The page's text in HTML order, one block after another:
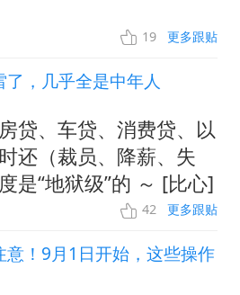
19 更多跟贴
，几乎全是中年人
贷、车贷、消费贷、以
还（裁员、降薪、失
是“地狱级”的 ～ [比心]
42 更多跟贴
意！9月1日开始，这些操作